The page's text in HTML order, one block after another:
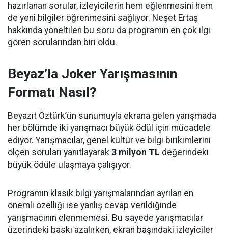
hazırlanan sorular, izleyicilerin hem eğlenmesini hem
de yeni bilgiler öğrenmesini sağlıyor. Neşet Ertaş
hakkında yöneltilen bu soru da programın en çok ilgi
gören sorularından biri oldu.
Beyaz’la Joker Yarışmasının
Formatı Nasıl?
Beyazıt Öztürk’ün sunumuyla ekrana gelen yarışmada
her bölümde iki yarışmacı büyük ödül için mücadele
ediyor. Yarışmacılar, genel kültür ve bilgi birikimlerini
ölçen soruları yanıtlayarak 3 milyon TL değerindeki
büyük ödüle ulaşmaya çalışıyor.
Programın klasik bilgi yarışmalarından ayrılan en
önemli özelliği ise yanlış cevap verildiğinde
yarışmacının elenmemesi. Bu sayede yarışmacılar
üzerindeki baskı azalırken, ekran başındaki izleyiciler